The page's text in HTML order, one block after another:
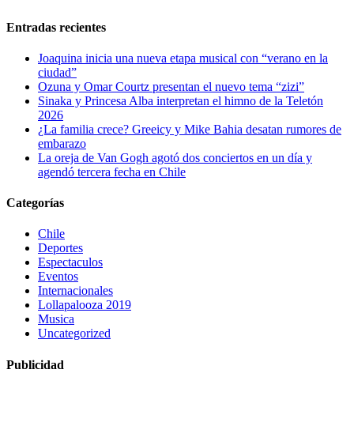
Entradas recientes
Joaquina inicia una nueva etapa musical con “verano en la
ciudad”
Ozuna y Omar Courtz presentan el nuevo tema “zizi”
Sinaka y Princesa Alba interpretan el himno de la Teletón
2026
¿La familia crece? Greeicy y Mike Bahia desatan rumores de
embarazo
La oreja de Van Gogh agotó dos conciertos en un día y
agendó tercera fecha en Chile
Categorías
Chile
Deportes
Espectaculos
Eventos
Internacionales
Lollapalooza 2019
Musica
Uncategorized
Publicidad